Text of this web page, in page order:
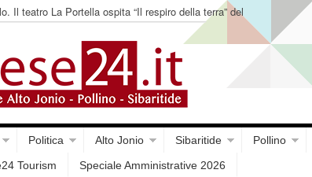
Il teatro La Portella ospita “Il respiro della terra” del
365
Politica Alto Jonio Sibaritide Pollino
Tourism Speciale Amministrative 2026